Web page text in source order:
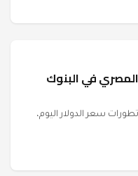
المصري في البنوك
سعر الدولار اليوم،